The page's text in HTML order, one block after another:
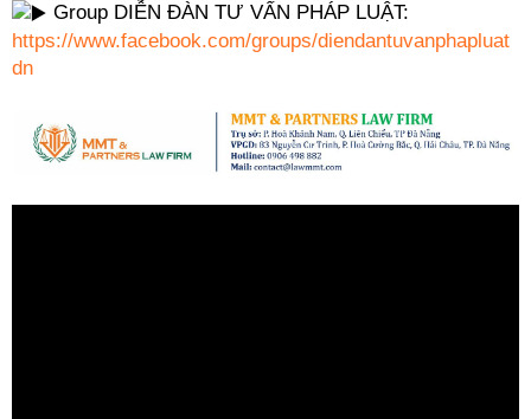
Group DIỄN ĐÀN TƯ VẤN PHÁP LUẬT:
https://www.facebook.com/groups/diendantuvanphapluat
dn